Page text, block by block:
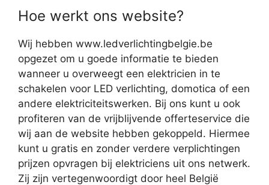
Hoe werkt ons website?
Wij hebben www.ledverlichtingbelgie.be
opgezet om u goede informatie te bieden
wanneer u overweegt een elektricien in te
schakelen voor LED verlichting, domotica of een
andere elektriciteitswerken. Bij ons kunt u ook
profiteren van de vrijblijvende offerteservice die
wij aan de website hebben gekoppeld. Hiermee
kunt u gratis en zonder verdere verplichtingen
prijzen opvragen bij elektriciens uit ons netwerk.
Zij zijn vertegenwoordigt door heel België